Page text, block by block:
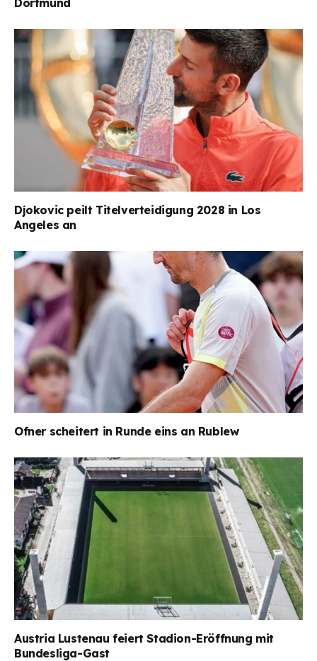
Dortmund
Djokovic peilt Titelverteidigung 2028 in Los
Angeles an
Ofner scheitert in Runde eins an Rublew
Austria Lustenau feiert Stadion-Eröffnung mit
Bundesliga-Gast